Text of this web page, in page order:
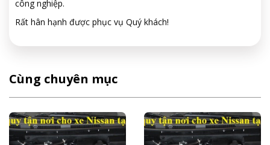
công nghiệp.
Rất hân hạnh được phục vụ Quý khách!
Cùng chuyên mục